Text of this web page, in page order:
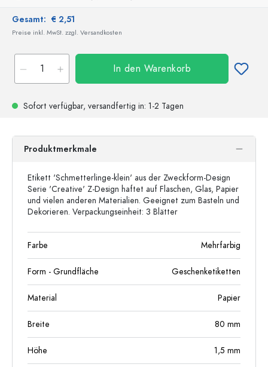
Gesamt: € 2,51
Preise inkl. MwSt. zzgl. Versandkosten
In den Warenkorb
Sofort verfügbar, versandfertig in: 1-2 Tagen
Produktmerkmale
Etikett 'Schmetterlinge-klein' aus der Zweckform-Design
Serie 'Creative' Z-Design haftet auf Flaschen, Glas, Papier
und vielen anderen Materialien. Geeignet zum Basteln und
Dekorieren. Verpackungseinheit: 3 Blätter
Farbe Mehrfarbig
Form - Grundfläche Geschenketiketten
Material Papier
Breite 80 mm
Höhe 1,5 mm